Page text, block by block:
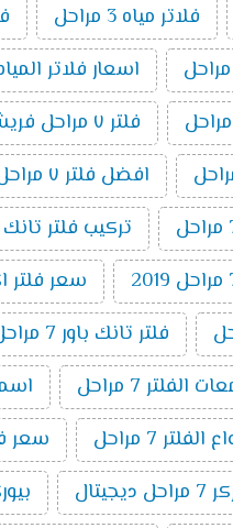
فلاتر مياه 3 مراحل
اسعار فلاتر المياه 7 مراحل اكوا
فلتر ٧ مراحل فريش
افضل فلتر ٧ مراحل
تركيب فلتر تانك ٧ مراحل
سعر فلتر
فلتر تانك باور 7 مراحل
7 مراحل
7 مراحل
سعر